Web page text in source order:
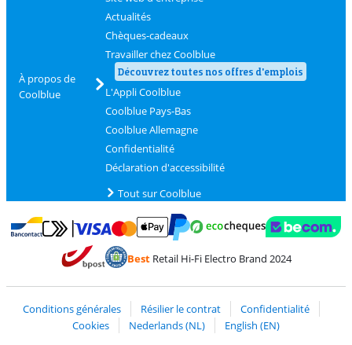
À propos de
Coolblue
Actualités
Chèques-cadeaux
Travailler chez Coolblue
Découvrez toutes nos offres d'emplois
L'Appli Coolblue
Coolblue Pays-Bas
Coolblue Allemagne
Confidentialité
Déclaration d'accessibilité
Tout sur Coolblue
Payer avec Bancontact
Payer avec MasterCard et Visa via ClickToPay
Payer avec PayPal
BestRetail Hi-Fi Electro Brand 2024
Conditions générales Résilier le contrat
Confidentialité
Cookies
Nederlands (NL)
English (EN)